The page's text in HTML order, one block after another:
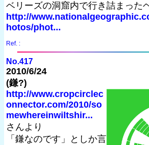
ベリーズの洞窟内で行き詰まった
http://
hotos/phot...
Ref. :
No.417
2010/6/24
(鎌?)
http://www.cropcirclec
onnector.com/2010/so
mewhereinwiltshir...
さんより
「鎌なのです」としか言